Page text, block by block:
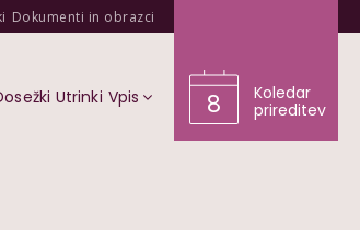
Dokumenti in obrazci
Utrinki Vpis 8
Koledar
prireditev